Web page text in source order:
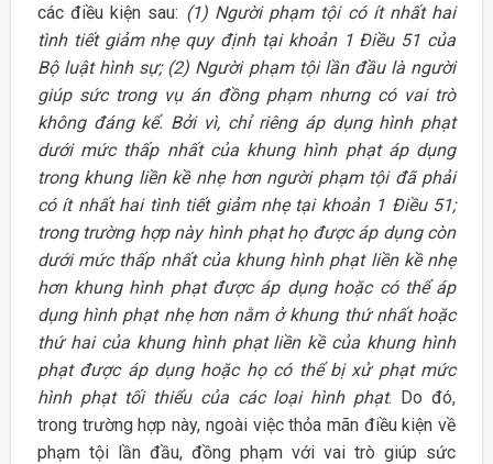
các điều kiện sau: (1) Người phạm tội có ít nhất hai
tình tiết giảm nhẹ quy định tại khoản 1 Điều 51 của
Bộ luật hình sự; (2) Người phạm tội lần đầu là người
giúp sức trong vụ án đồng phạm nhưng có vai trò
không đáng kể. Bởi vì, chỉ riêng áp dụng hình phạt
dưới mức thấp nhất của khung hình phạt áp dụng
trong khung liền kề nhẹ hơn người phạm tội đã phải
có ít nhất hai tình tiết giảm nhẹ tại khoản 1 Điều 51;
trong trường hợp này hình phạt họ được áp dụng còn
dưới mức thấp nhất của khung hình phạt liền kề nhẹ
hơn khung hình phạt được áp dụng hoặc có thể áp
dụng hình phạt nhẹ hơn nằm ở khung thứ nhất hoặc
thứ hai của khung hình phạt liền kề của khung hình
phạt được áp dụng hoặc họ có thể bị xử phạt mức
hình phạt tối thiểu của các loại hình phạt. Do đó,
trong trường hợp này, ngoài việc thỏa mãn điều kiện về
phạm tội lần đầu, đồng phạm với vai trò giúp sức